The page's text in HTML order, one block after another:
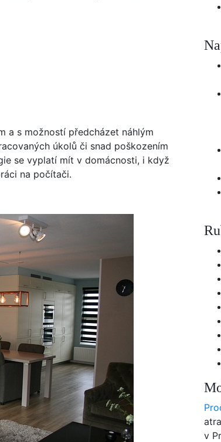
a s možností předcházet náhlým
úkolů či snad poškozením
se vyplatí mít v domácnosti, i když
na počítači.
v